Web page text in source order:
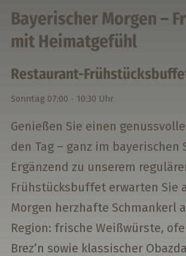
Bayerischer Morgen –
mit Heimatgefühl
Restaurant-
Sonntag 07:00 - 10:30 Uhr
Genießen Sie einen
den Tag – ganz im bayerischen
Ergänzend zu unserem
Frühstücksbuffet erwarten Sie
Morgen herzhafte Schmankerl
Region: frische Weißwürste,
Brez’n sowie klassischer